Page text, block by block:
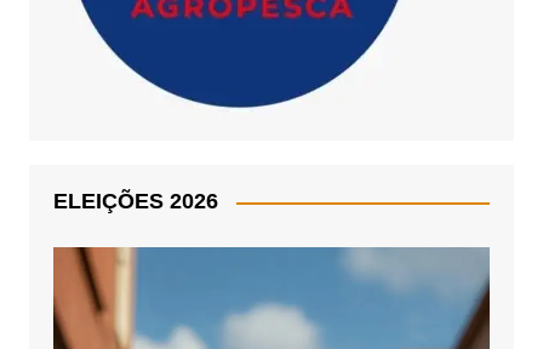
ELEIÇÕES 2026